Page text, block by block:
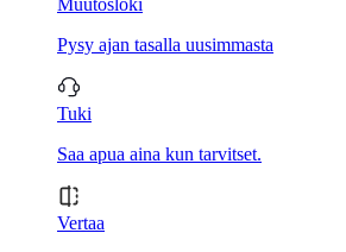
Muutosloki
Pysy ajan tasalla uusimmasta
Tuki
Saa apua aina kun tarvitset.
Vertaa